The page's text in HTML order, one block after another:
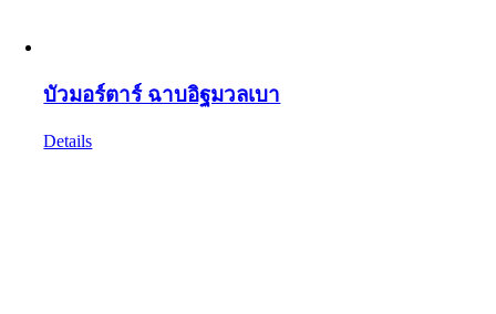
บัวมอร์ตาร์ ฉาบอิฐมวลเบา
Details